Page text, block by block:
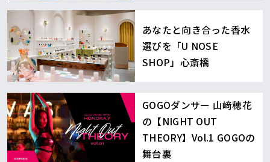
あなたと向き合った香水
選びを「U NOSE
SHOP」心斎橋
GOGOダンサー 山﨑穂花
の【NIGHT OUT
THEORY】Vol.1 GOGOの
舞台裏